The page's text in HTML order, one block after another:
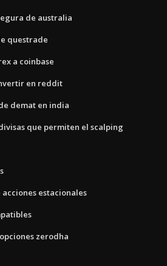
de australia
questrade
a coinbase
en reddit
demat en india
que permiten el scalping
estacionales
zerodha